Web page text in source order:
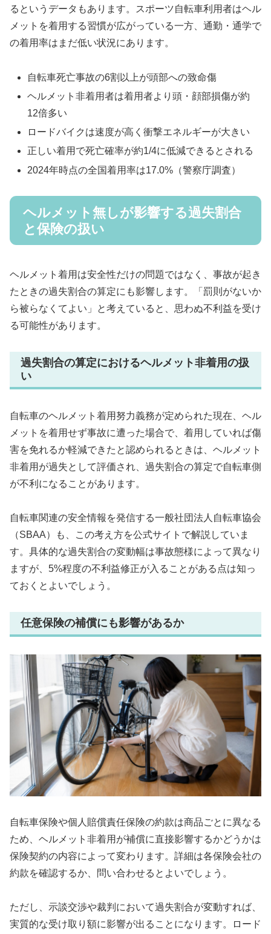
るというデータもあります。スポーツ自転車利用者はヘル
メットを着用する習慣が広がっている一方、通勤・通学で
の着用率はまだ低い状況にあります。
自転車死亡事故の6割以上が頭部への致命傷
ヘルメット非着用者は着用者より頭・顔部損傷が約
12倍多い
ロードバイクは速度が高く衝撃エネルギーが大きい
正しい着用で死亡確率が約1/4に低減できるとされる
2024年時点の全国着用率は17.0%（警察庁調査）
ヘルメット無しが影響する過失割合
と保険の扱い
ヘルメット着用は安全性だけの問題ではなく、事故が起き
たときの過失割合の算定にも影響します。「罰則がないか
ら被らなくてよい」と考えていると、思わぬ不利益を受け
る可能性があります。
過失割合の算定におけるヘルメット非着用の扱
い
自転車のヘルメット着用努力義務が定められた現在、ヘル
メットを着用せず事故に遭った場合で、着用していれば傷
害を免れるか軽減できたと認められるときは、ヘルメット
非着用が過失として評価され、過失割合の算定で自転車側
が不利になることがあります。
自転車関連の安全情報を発信する一般社団法人自転車協会
（SBAA）も、この考え方を公式サイトで解説していま
す。具体的な過失割合の変動幅は事故態様によって異なり
ますが、5%程度の不利益修正が入ることがある点は知っ
ておくとよいでしょう。
任意保険の補償にも影響があるか
自転車保険や個人賠償責任保険の約款は商品ごとに異なる
ため、ヘルメット非着用が補償に直接影響するかどうかは
保険契約の内容によって変わります。詳細は各保険会社の
約款を確認するか、問い合わせるとよいでしょう。
ただし、示談交渉や裁判において過失割合が変動すれば、
実質的な受け取り額に影響が出ることになります。ロード